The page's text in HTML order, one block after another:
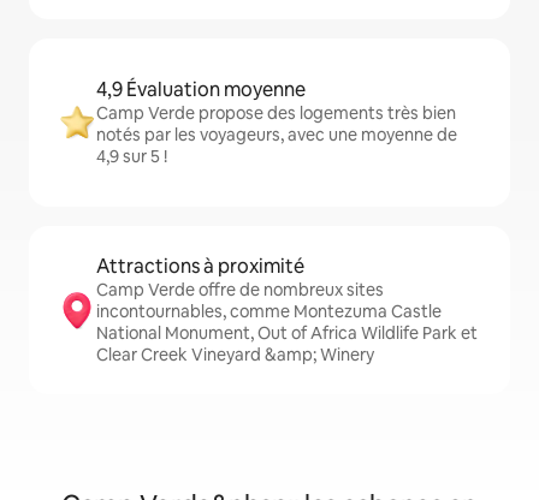
4,9 Évaluation moyenne
Camp Verde propose des logements très bien
notés par les voyageurs, avec une moyenne de
4,9 sur 5 !
Attractions à proximité
Camp Verde offre de nombreux sites
incontournables, comme Montezuma Castle
National Monument, Out of Africa Wildlife Park et
Clear Creek Vineyard &amp; Winery